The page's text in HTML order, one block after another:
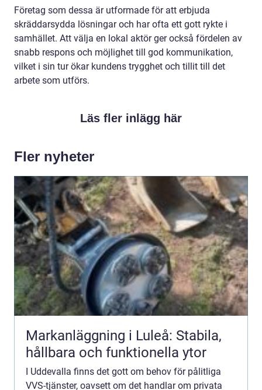
Företag som dessa är utformade för att erbjuda
skräddarsydda lösningar och har ofta ett gott rykte i
samhället. Att välja en lokal aktör ger också fördelen av
snabb respons och möjlighet till god kommunikation,
vilket i sin tur ökar kundens trygghet och tillit till det
arbete som utförs.
Läs fler inlägg här
Fler nyheter
Markanläggning i Luleå: Stabila,
hållbara och funktionella ytor
I Uddevalla finns det gott om behov för pålitliga
VVS-tjänster, oavsett om det handlar om privata